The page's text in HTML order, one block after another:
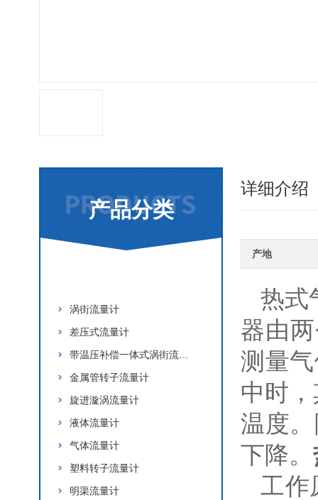
产品分类
涡街流量计
差压式流量计
金属管转子流量计
旋进漩涡流量计
液体流量计
气体流量计
塑料转子流量计
明渠流量计
详细介绍
产地
热式
器由
测量
中时
温度
下降。
工作